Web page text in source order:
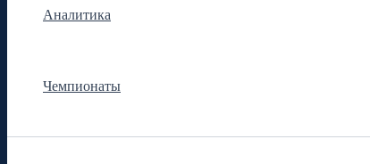
Аналитика
Чемпионаты